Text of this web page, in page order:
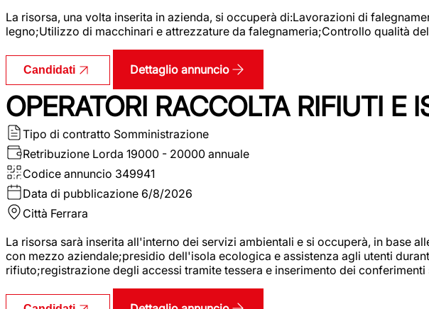
La risorsa, una volta inserita in azienda, si occuperà di:Lavorazioni di
legno;Utilizzo di macchinari e attrezzature da falegnameria;Controllo qualità
Candidati Dettaglio annuncio
OPERATORI RACCOLTA RIFIUTI E
Tipo di contratto Somministrazione
Retribuzione Lorda 19000 - 20000 annuale
Codice annuncio 349941
Data di pubblicazione 6/8/2026
Città Ferrara
La risorsa sarà inserita all'interno dei servizi ambientali e si occuperà, in base
con mezzo aziendale;presidio dell'isola ecologica e assistenza agli utenti
rifiuto;registrazione degli accessi tramite tessera e inserimento dei